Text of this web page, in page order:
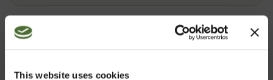
This website uses cookies